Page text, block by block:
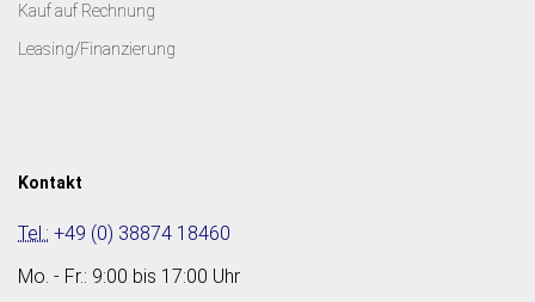
Kauf auf Rechnung
Leasing/Finanzierung
Kontakt
Tel.: +49 (0) 38874 18460
Mo. - Fr.: 9:00 bis 17:00 Uhr